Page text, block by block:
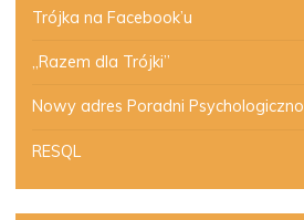
Trójka na Facebook’u
„Razem dla Trójki”
Nowy adres Poradni
RESQL